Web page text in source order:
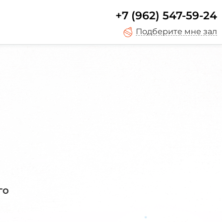
+7 (962) 547-59-24
Подберите мне зал